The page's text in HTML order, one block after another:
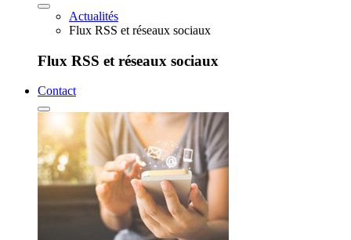
Actualités
Flux RSS et réseaux sociaux
Flux RSS et réseaux sociaux
Contact